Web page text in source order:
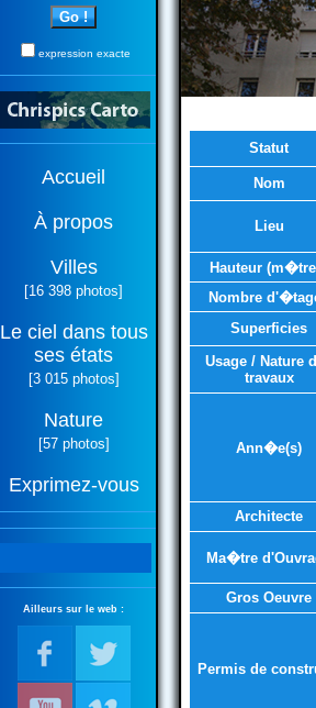
expression exacte
Accueil
À propos
Villes
[16 398 photos]
Le ciel dans tous
ses états
[3 015 photos]
Nature
[57 photos]
Exprimez-vous
Ailleurs sur le web :
Statut
Nom
Lieu
Hauteur
Nombre
Superficies
Usage / Nature
travaux
Ann�e(s)
Architecte
Ma�tre
Gros Oeuvre
Permis de